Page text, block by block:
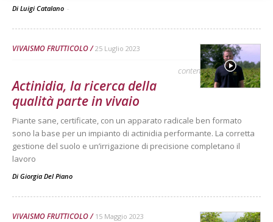
Di Luigi Catalano -
VIVAISMO FRUTTICOLO 25 Luglio 2023
contenuto sponsorizzato
Actinidia, la ricerca della
qualità parte in vivaio
Piante sane, certificate, con un apparato radicale ben formato
sono la base per un impianto di actinidia performante. La corretta
gestione del suolo e un’irrigazione di precisione completano il
lavoro
Di Giorgia Del Piano
VIVAISMO FRUTTICOLO 15 Maggio 2023